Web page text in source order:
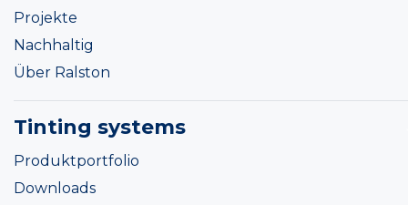
Projekte
Nachhaltig
Über Ralston
Tinting systems
Produktportfolio
Downloads